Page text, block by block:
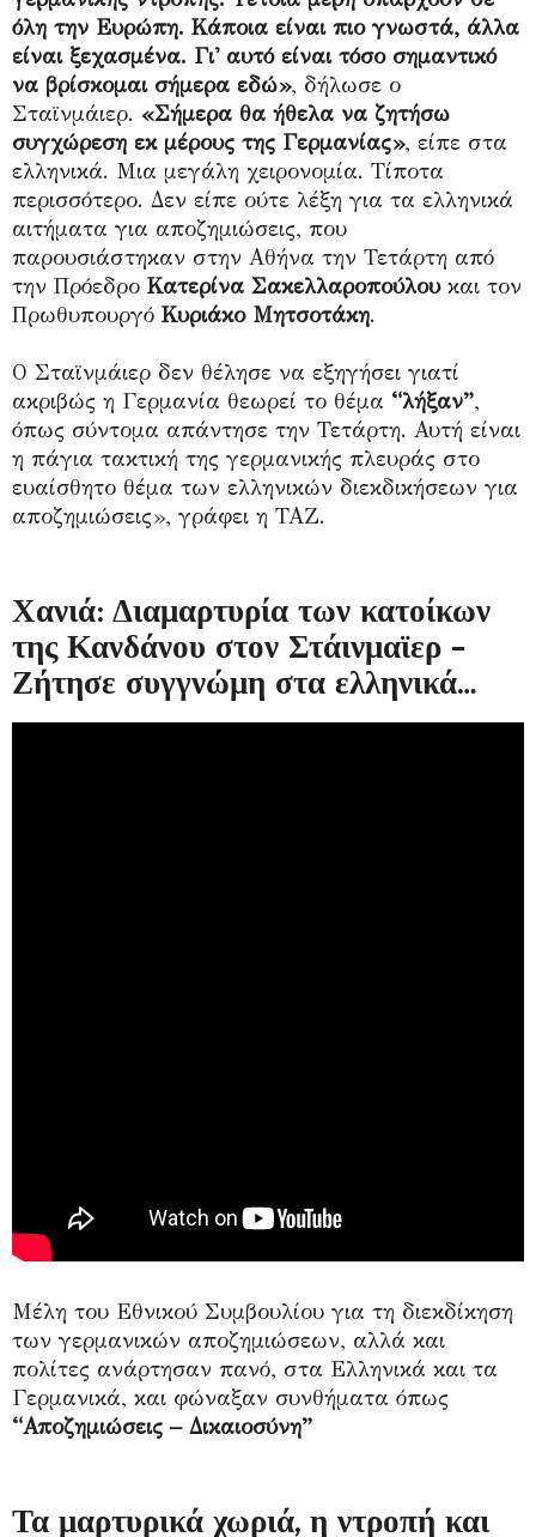
όλη την Ευρώπη. Κάποια είναι πιο γνωστά, άλλα
είναι ξεχασμένα. Γι' αυτό είναι τόσο σημαντικό
να βρίσκομαι σήμερα εδώ», δήλωσε ο
Σταϊνμάιερ. «Σήμερα θα ήθελα να ζητήσω
συγχώρεση εκ μέρους της Γερμανίας», είπε στα
ελληνικά. Μια μεγάλη χειρονομία. Τίποτα
περισσότερο. Δεν είπε ούτε λέξη για τα ελληνικά
αιτήματα για αποζημιώσεις, που
παρουσιάστηκαν στην Αθήνα την Τετάρτη από
την Πρόεδρο Κατερίνα Σακελλαροπούλουκαι τον
Πρωθυπουργό Κυριάκο Μητσοτάκη.
Ο Σταϊνμάιερ δεν θέλησε να εξηγήσει γιατί
ακριβώς η Γερμανία θεωρεί το θέμα “λήξαν”,
όπως σύντομα απάντησε την Τετάρτη. Αυτή είναι
η πάγια τακτική της γερμανικής πλευράς στο
ευαίσθητο θέμα των ελληνικών διεκδικήσεων για
αποζημιώσεις», γράφει η ΤΑΖ.
Χανιά: Διαμαρτυρία των κατοίκων
της Κανδάνου στον Στάινμαϊερ -
Ζήτησε συγγνώμη στα ελληνικά…
Μέλη του Εθνικού Συμβουλίου για τη διεκδίκηση
των γερμανικών αποζημιώσεων, αλλά και
πολίτες ανάρτησαν πανό, στα Ελληνικά και τα
Γερμανικά, και φώναξαν συνθήματα όπως
“Αποζημιώσεις – Δικαιοσύνη”
Τα μαρτυρικά χωριά, η ντροπή και